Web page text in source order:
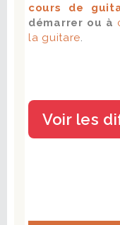
cours de
démarrer ou à
la guitare.